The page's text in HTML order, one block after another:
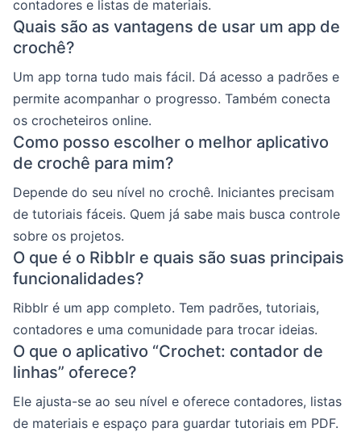
contadores e listas de materiais.
Quais são as vantagens de usar um app de
crochê?
Um app torna tudo mais fácil. Dá acesso a padrões e
permite acompanhar o progresso. Também conecta
os crocheteiros online.
Como posso escolher o melhor aplicativo
de crochê para mim?
Depende do seu nível no crochê. Iniciantes precisam
de tutoriais fáceis. Quem já sabe mais busca controle
sobre os projetos.
O que é o Ribblr e quais são suas principais
funcionalidades?
Ribblr é um app completo. Tem padrões, tutoriais,
contadores e uma comunidade para trocar ideias.
O que o aplicativo “Crochet: contador de
linhas” oferece?
Ele ajusta-se ao seu nível e oferece contadores, listas
de materiais e espaço para guardar tutoriais em PDF.